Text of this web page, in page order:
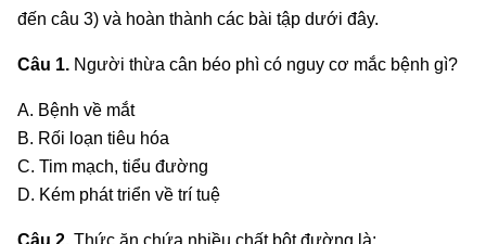
đến câu 3) và hoàn thành các bài tập dưới đây.
Câu 1. Người thừa cân béo phì có nguy cơ mắc bệnh gì?
A. Bệnh về mắt
B. Rối loạn tiêu hóa
C. Tim mạch, tiểu đường
D. Kém phát triển về trí tuệ
Câu 2. Thức ăn chứa nhiều chất bột đường là: